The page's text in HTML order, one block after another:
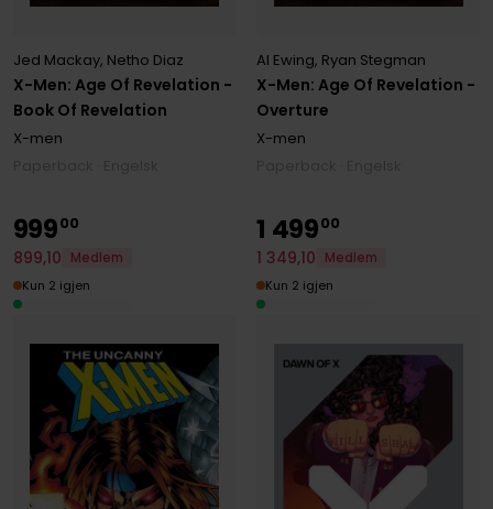
X-Men: Age Of Revelation -
Book Of Revelation
Jed Mackay, Netho Diaz
X-men
X-Men: Age Of Revelation -
Overture
Al Ewing, Ryan Stegman
X-men
99900
899,10
Medlem
Kun 2 igjen
1 49900
1 349,10
Medlem
Kun 2 igjen